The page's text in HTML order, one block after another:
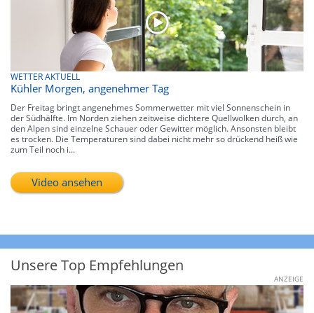
WETTER AKTUELL
Kühler Morgen, angenehmer Tag
Der Freitag bringt angenehmes Sommerwetter mit viel Sonnenschein in
der Südhälfte. Im Norden ziehen zeitweise dichtere Quellwolken durch, an
den Alpen sind einzelne Schauer oder Gewitter möglich. Ansonsten bleibt
es trocken. Die Temperaturen sind dabei nicht mehr so drückend heiß wie
zum Teil noch i...
Video ansehen
Unsere Top Empfehlungen
ANZEIGE